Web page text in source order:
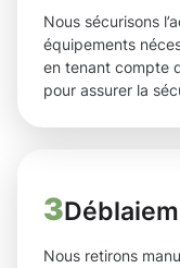
Nous sécurisons
équipements
en tenant compte
pour assurer la
3
Nous retirons